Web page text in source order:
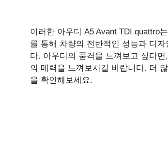
이러한 아우디 A5 Avant TDI quattro
를 통해 차량의 전반적인 성능과 디
다. 아우디의 품격을 느껴보고 싶다
의 매력을 느껴보시길 바랍니다. 더
을 확인해보세요.